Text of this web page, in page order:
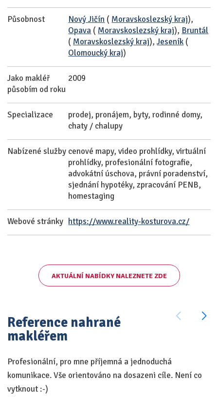
Působnost Nový Jičín ( Moravskoslezský kraj),
Opava ( Moravskoslezský kraj), Bruntál
( Moravskoslezský kraj),Jeseník (
Olomoucký kraj)
Jako makléř
působím od roku
2009
Specializace
prodej, pronájem, byty, rodinné domy,
chaty / chalupy
Nabízené služby cenové mapy, video prohlídky, virtuální
prohlídky, profesionální fotografie,
advokátní úschova, právní poradenství,
sjednání hypotéky, zpracování PENB,
homestaging
Webové stránky https://www.reality-kosturova.cz/
AKTUÁLNÍ NABÍDKY NALEZNETE ZDE
Reference nahrané
makléřem
Profesionální, pro mne příjemná a jednoduchá
komunikace. Vše orientováno na dosazeni cíle. Není co
vytknout :-)